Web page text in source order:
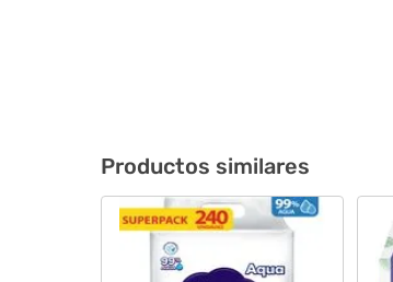
Productos similares